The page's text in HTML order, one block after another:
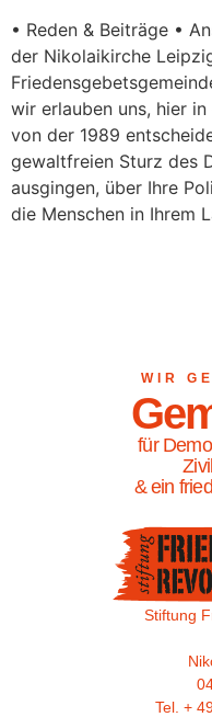
• Reden & Beiträge •
der Nikolaikirche
wir erlauben uns, hier
von der 1989
gewaltfreien Sturz des
ausgingen, über Ihre
die Menschen in Ihrem
WIR
für
& ein
Stiftung
Tel. +